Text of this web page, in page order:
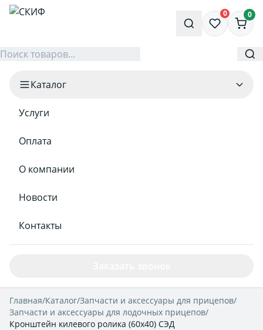
0 0
Каталог
Услуги
Оплата
О компании
Новости
Контакты
Главная/Каталог/Запчасти и аксессуары для прицепов/
Запчасти и аксессуары для лодочных прицепов/
Кронштейн килевого ролика (60х40) СЭД